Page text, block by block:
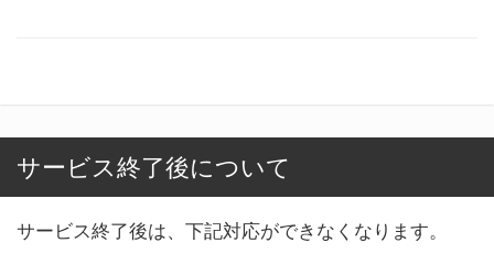
サービス終了後について
サービス終了後は、下記対応ができなくなります。